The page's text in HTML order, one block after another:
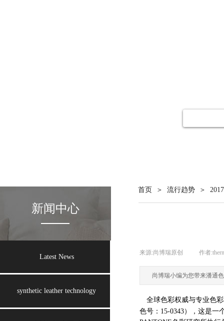
首页 ＞ 流行趋势 ＞
新闻中心
来源:尚博瑞原创 作者:
尚博瑞小编为您带来潘通
全球色彩权威与专业色
色号： 15-0343），这是一
Latest News
synthetic leather technology